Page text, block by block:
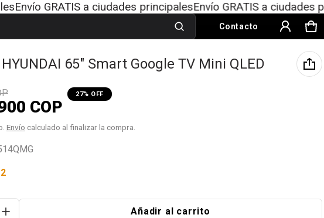
a ciudades principalesEnvío GRATIS a ciudades
Contacto
0
Producto añadido al carrito
65" Smart Google TV Mini QLED
COP
27% OFF
Envío calculado al finalizar la compra.
Añadir al carrito